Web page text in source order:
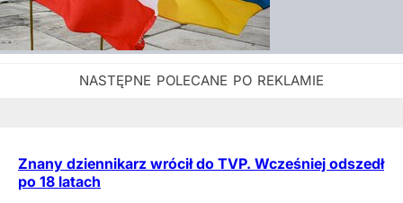
Znany dziennikarz wrócił do TVP. Wcześniej odszedł
po 18 latach